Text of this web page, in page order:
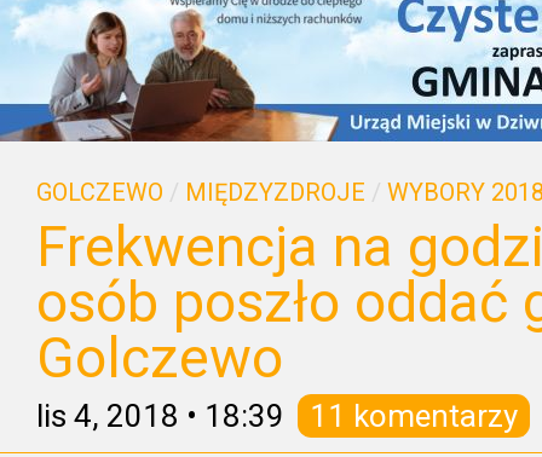
GOLCZEWO / MIĘDZYZDROJE / WYBORY
Frekwencja na
osób poszło oddać
Golczewo
lis 4, 2018 • 18:39 11 komentarzy